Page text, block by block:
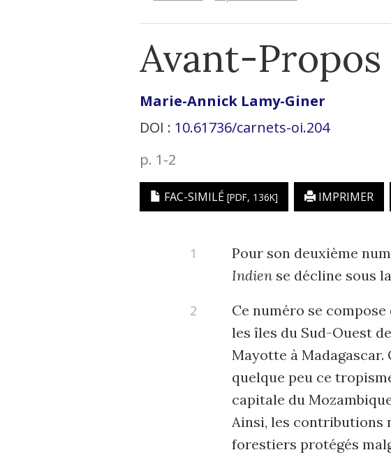
Avant-Propos
Marie-Annick Lamy-Giner
DOI : 10.61736/carnets-oi.204
p. 1-2
FAC-SIMILÉ [PDF, 136K] IMPRIMER
Pour son deuxième
Indien se décline sous
Ce numéro se
les îles du Sud-Ouest
Mayotte à
quelque peu ce
capitale du
Ainsi, les contributions
forestiers protégés